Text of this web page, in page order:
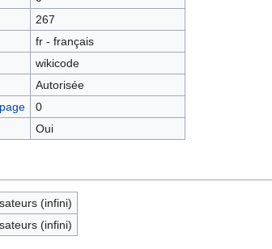
267
fr - français
wikicode
Autorisée
0
Oui
(infini)
(infini)